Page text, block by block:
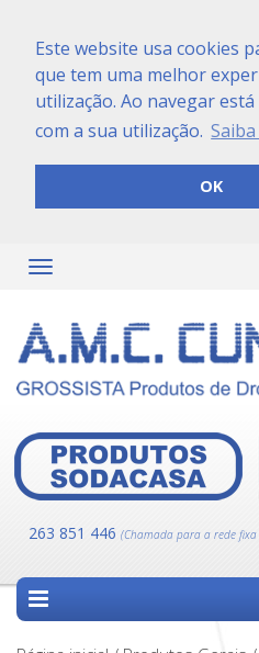
Este website usa cookies
que tem uma melhor
utilização. Ao navegar
com a sua utilização.
OK
263 851 446 (Chamada para a rede